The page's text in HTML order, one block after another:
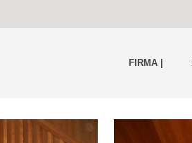
FIRMA |